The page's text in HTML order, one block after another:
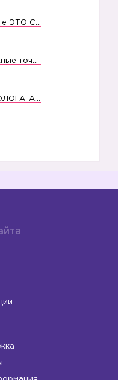
Никогда не говорите ЭТО СВОЕМУ РЕБЕНКУ
Две противоположные точки зрения насчет финансового положения жены в семье
11 признаков ПСИХОЛОГА-АБЬЮЗЕРА